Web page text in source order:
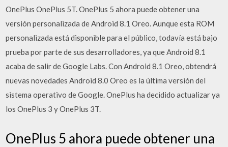
OnePlus OnePlus 5T. OnePlus 5 ahora puede obtener una
versión personalizada de Android 8.1 Oreo. Aunque esta ROM
personalizada está disponible para el público, todavía está bajo
prueba por parte de sus desarrolladores, ya que Android 8.1
acaba de salir de Google Labs. Con Android 8.1 Oreo, obtendrá
nuevas novedades Android 8.0 Oreo es la última versión del
sistema operativo de Google. OnePlus ha decidido actualizar ya
los OnePlus 3 y OnePlus 3T.
OnePlus 5 ahora puede obtener una